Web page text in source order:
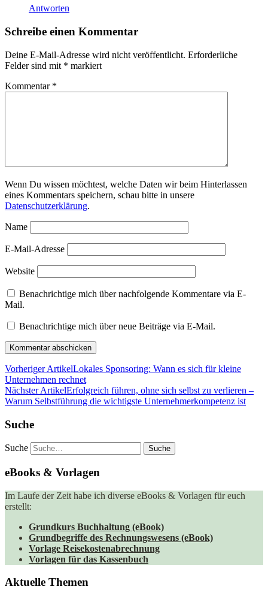
Antworten
Schreibe einen Kommentar
Deine E-Mail-Adresse wird nicht veröffentlicht. Erforderliche
Felder sind mit * markiert
Kommentar *
Wenn Du wissen möchtest, welche Daten wir beim Hinterlassen
eines Kommentars speichern, schau bitte in unsere
Datenschutzerklärung.
Name
E-Mail-Adresse
Website
Benachrichtige mich über nachfolgende Kommentare via E-
Mail.
Benachrichtige mich über neue Beiträge via E-Mail.
Vorheriger ArtikelLokales Sponsoring: Wann es sich für kleine
Unternehmen rechnet
Nächster ArtikelErfolgreich führen, ohne sich selbst zu verlieren –
Warum Selbstführung die wichtigste Unternehmerkompetenz ist
Suche
Suche
eBooks & Vorlagen
Im Laufe der Zeit habe ich diverse eBooks & Vorlagen für euch
erstellt:
Grundkurs Buchhaltung (eBook)
Grundbegriffe des Rechnungswesens (eBook)
Vorlage Reisekostenabrechnung
Vorlagen für das Kassenbuch
Aktuelle Themen